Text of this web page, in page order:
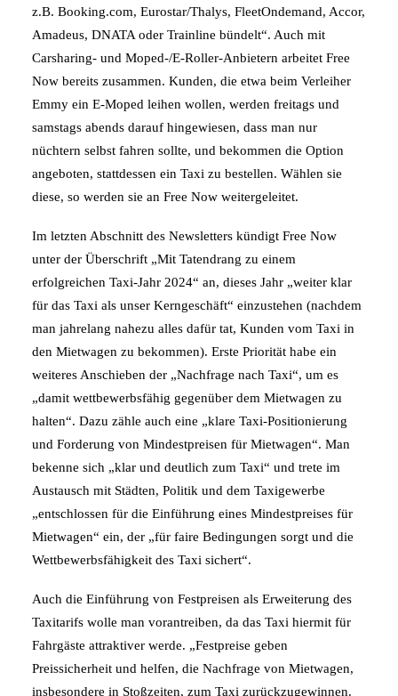
z.B. Booking.com, Eurostar/Thalys, FleetOndemand, Accor,
Amadeus, DNATA oder Trainline bündelt“. Auch mit
Carsharing- und Moped-/E-Roller-Anbietern arbeitet Free
Now bereits zusammen. Kunden, die etwa beim Verleiher
Emmy ein E-Moped leihen wollen, werden freitags und
samstags abends darauf hingewiesen, dass man nur
nüchtern selbst fahren sollte, und bekommen die Option
angeboten, stattdessen ein Taxi zu bestellen. Wählen sie
diese, so werden sie an Free Now weitergeleitet.
Im letzten Abschnitt des Newsletters kündigt Free Now
unter der Überschrift „Mit Tatendrang zu einem
erfolgreichen Taxi-Jahr 2024“ an, dieses Jahr „weiter klar
für das Taxi als unser Kerngeschäft“ einzustehen (nachdem
man jahrelang nahezu alles dafür tat, Kunden vom Taxi in
den Mietwagen zu bekommen). Erste Priorität habe ein
weiteres Anschieben der „Nachfrage nach Taxi“, um es
„damit wettbewerbsfähig gegenüber dem Mietwagen zu
halten“. Dazu zähle auch eine „klare Taxi-Positionierung
und Forderung von Mindestpreisen für Mietwagen“. Man
bekenne sich „klar und deutlich zum Taxi“ und trete im
Austausch mit Städten, Politik und dem Taxigewerbe
„entschlossen für die Einführung eines Mindestpreises für
Mietwagen“ ein, der „für faire Bedingungen sorgt und die
Wettbewerbsfähigkeit des Taxi sichert“.
Auch die Einführung von Festpreisen als Erweiterung des
Taxitarifs wolle man vorantreiben, da das Taxi hiermit für
Fahrgäste attraktiver werde. „Festpreise geben
Preissicherheit und helfen, die Nachfrage von Mietwagen,
insbesondere in Stoßzeiten, zum Taxi zurückzugewinnen.